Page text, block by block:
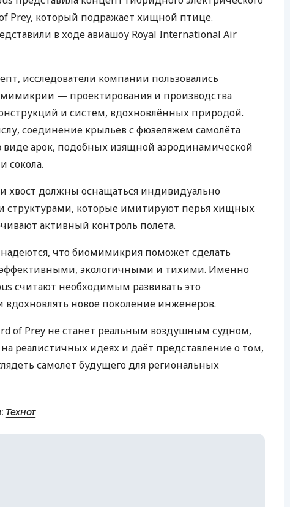
ЕЖЕМЕСЯЧНЫЙ ОБЗОР
КЕШБЭКА
Prey, который подражает хищной птице.
в ходе авиашоу Royal International Air
исследователи компании пользовались
— проектирования и производства
и систем, вдохновлённых природой.
соединение крыльев с фюзеляжем самолёта
виде арок, подобных изящной аэродинамической
сокола.
хвост должны оснащаться индивидуально
структурами, которые имитируют перья хищных
активный контроль полёта.
что биомимикрия поможет сделать
экологичными и тихими. Именно
считают необходимым развивать это
вдохновлять новое поколение инженеров.
of Prey не станет реальным воздушным судном,
на реалистичных идеях и даёт представление о том,
самолет будущего для региональных
Технот